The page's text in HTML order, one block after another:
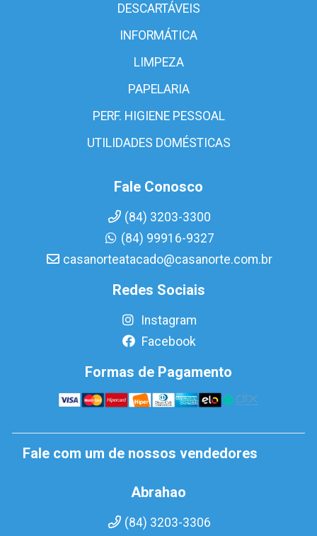
DESCARTÁVEIS
INFORMÁTICA
LIMPEZA
PAPELARIA
PERF. HIGIENE PESSOAL
UTILIDADES DOMÉSTICAS
Fale Conosco
(84) 3203-3300
(84) 99916-9327
casanorteatacado@casanorte.com.br
Redes Sociais
Instagram
Facebook
Formas de Pagamento
Fale com um de nossos vendedores
Abrahao
(84) 3203-3306